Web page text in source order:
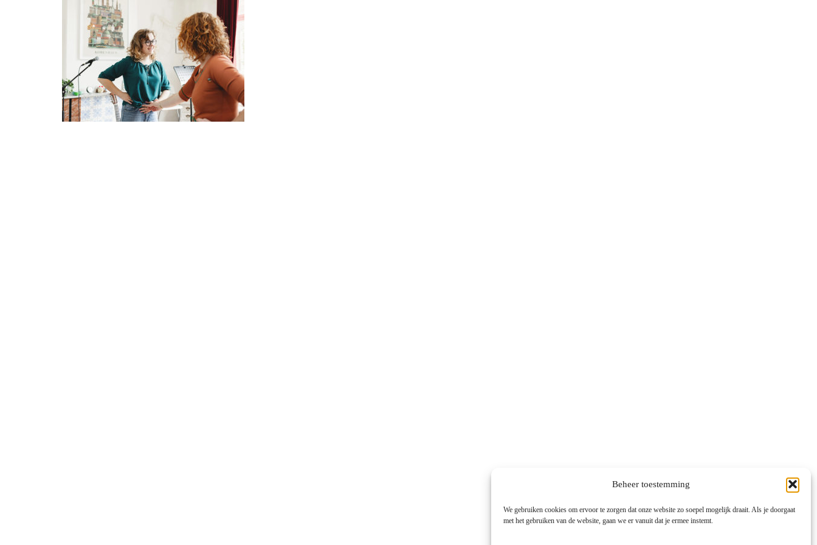
Beheer toestemming
We gebruiken cookies om ervoor te zorgen dat onze website zo soepel mogelijk draait. Als je doorgaat
met het gebruiken van de website, gaan we er vanuit dat je ermee instemt.